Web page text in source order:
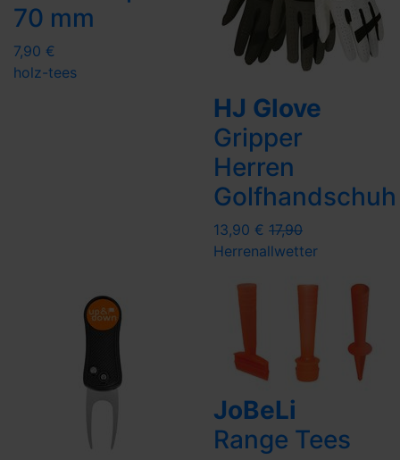
70 mm
7,90 €
holz-tees
HJ Glove
Gripper
Herren
Golfhandschuh
13,90 € 17,90
Herrenallwetter
JoBeLi
Range Tees